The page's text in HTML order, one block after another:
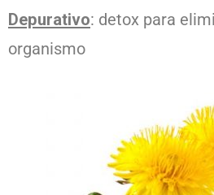
Depurativo: detox para
organismo